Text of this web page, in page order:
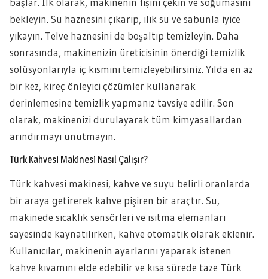
bekleyin. Su haznesini çıkarıp, ılık su ve sabunla iyice
yıkayın. Telve haznesini de boşaltıp temizleyin. Daha
sonrasında, makinenizin üreticisinin önerdiği temizlik
solüsyonlarıyla iç kısmını temizleyebilirsiniz. Yılda en az
bir kez, kireç önleyici çözümler kullanarak
derinlemesine temizlik yapmanız tavsiye edilir. Son
olarak, makinenizi durulayarak tüm kimyasallardan
arındırmayı unutmayın.
Türk Kahvesi Makinesi Nasıl Çalışır?
Türk kahvesi makinesi, kahve ve suyu belirli oranlarda
bir araya getirerek kahve pişiren bir araçtır. Su,
makinede sıcaklık sensörleri ve ısıtma elemanları
sayesinde kaynatılırken, kahve otomatik olarak eklenir.
Kullanıcılar, makinenin ayarlarını yaparak istenen
kahve kıvamını elde edebilir ve kısa sürede taze Türk